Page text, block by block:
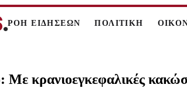
.ΡΟΗ ΕΙΔΗΣΕΩΝ ΠΟΛΙΤΙΚΗ
κρανιοεγκεφαλικές